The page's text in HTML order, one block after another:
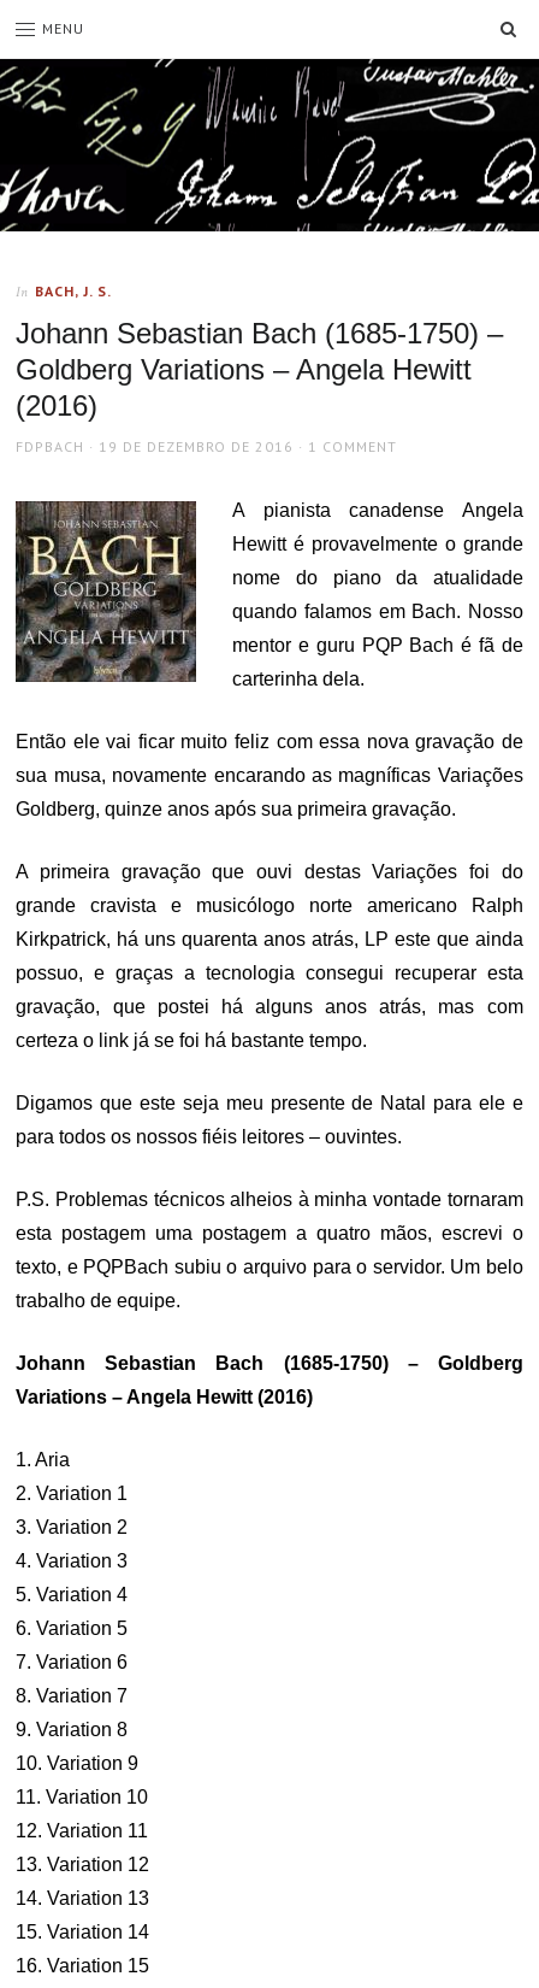
MENU
In BACH, J. S.
Johann Sebastian Bach (1685-1750) –
Goldberg Variations – Angela Hewitt
(2016)
AUTHOR
FDPBACH
POSTED
19 DE DEZEMBRO DE 2016 1 COMMENT
A pianista canadense Angela
Hewitt é provavelmente o grande
nome do piano da atualidade
quando falamos em Bach. Nosso
mentor e guru PQP Bach é fã de
carterinha dela.
Então ele vai ficar muito feliz com essa nova gravação de
sua musa, novamente encarando as magníficas Variações
Goldberg, quinze anos após sua primeira gravação.
A primeira gravação que ouvi destas Variações foi do
grande cravista e musicólogo norte americano Ralph
Kirkpatrick, há uns quarenta anos atrás, LP este que ainda
possuo, e graças a tecnologia consegui recuperar esta
gravação, que postei há alguns anos atrás, mas com
certeza o link já se foi há bastante tempo.
Digamos que este seja meu presente de Natal para ele e
para todos os nossos fiéis leitores – ouvintes.
P.S. Problemas técnicos alheios à minha vontade tornaram
esta postagem uma postagem a quatro mãos, escrevi o
texto, e PQPBach subiu o arquivo para o servidor. Um belo
trabalho de equipe.
Johann Sebastian Bach (1685-1750) – Goldberg
Variations – Angela Hewitt (2016)
1. Aria
2. Variation 1
3. Variation 2
4. Variation 3
5. Variation 4
6. Variation 5
7. Variation 6
8. Variation 7
9. Variation 8
10. Variation 9
11. Variation 10
12. Variation 11
13. Variation 12
14. Variation 13
15. Variation 14
16. Variation 15